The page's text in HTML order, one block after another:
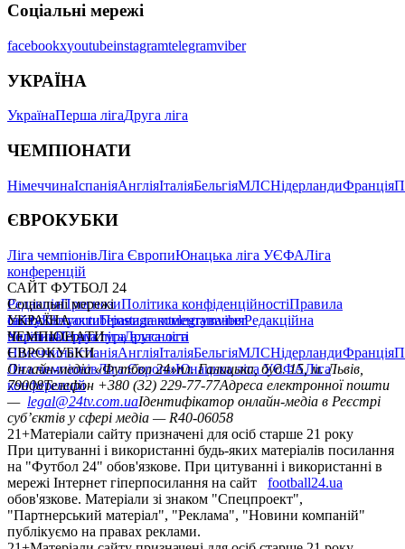
Соціальні мережі
facebookxyoutubeinstagramtelegramviber
УКРАЇНА
УкраїнаПерша лігаДруга ліга
ЧЕМПІОНАТИ
НімеччинаІспаніяАнгліяІталіяБельгіяМЛСНідерландиФранція
ЄВРОКУБКИ
Ліга чемпіонівЛіга ЄвропиЮнацька ліга УЄФАЛіга
конференцій
САЙТ ФУТБОЛ 24
РедакціяПрогнозиПолітика конфіденційностіПравила
сайтуКонтактиПравила коментуванняРедакційна
політикаСтруктура власності
Соціальні мережі
facebookxyoutubeinstagramtelegramviber
УКРАЇНА
УкраїнаПерша лігаДруга ліга
ЧЕМПІОНАТИ
НімеччинаІспаніяАнгліяІталіяБельгіяМЛСНідерландиФранція
ЄВРОКУБКИ
Ліга чемпіонівЛіга ЄвропиЮнацька ліга УЄФАЛіга
конференцій
Онлайн-медіа «Футбол 24»пл. Галицька, буд. 15, м. Львів,
79008Телефон +380 (32) 229-77-77Адреса електронної пошти
— legal@24tv.com.uaІдентифікатор онлайн-медіа в Реєстрі
суб’єктів у сфері медіа — R40-06058
21+Матеріали сайту призначені для осіб старше 21 року
При цитуванні і використанні будь-яких матеріалів посилання
на "Футбол 24" обов'язкове. При цитуванні і використанні в
мережі Інтернет гіперпосилання на сайт
football24.ua
обов'язкове. Матеріали зі знаком "Спецпроект",
"Партнерський матеріал", "Реклама", "Новини компаній"
публікуємо на правах реклами.